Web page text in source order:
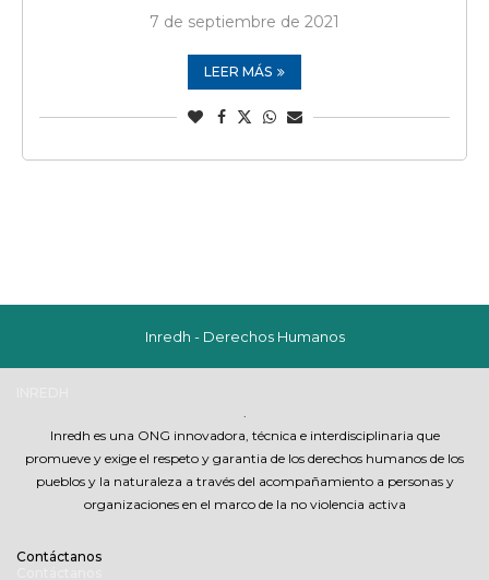
7 de septiembre de 2021
LEER MÁS
Inredh - Derechos Humanos
Inredh es una ONG innovadora, técnica e interdisciplinaria que
promueve y exige el respeto y garantia de los derechos humanos de los
pueblos y la naturaleza a través del acompañamiento a personas y
organizaciones en el marco de la no violencia activa
Contáctanos